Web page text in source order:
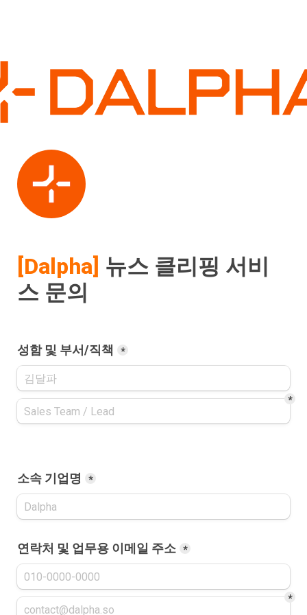
[Dalpha] 뉴스 클리핑 서비
스 문의
성함 및 부서/직책 *
*
소속 기업명 *
연락처 및 업무용 이메일 주소 *
*